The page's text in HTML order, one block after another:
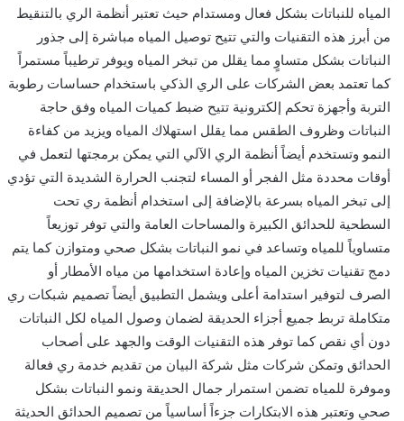
المياه للنباتات بشكل فعال ومستدام حيث تعتبر أنظمة الري بالتنقيط
من أبرز هذه التقنيات والتي تتيح توصيل المياه مباشرة إلى جذور
النباتات بشكل متساوٍ مما يقلل من تبخر المياه ويوفر ترطيباً مستمراً
كما تعتمد بعض الشركات على الري الذكي باستخدام حساسات رطوبة
التربة وأجهزة تحكم إلكترونية تتيح ضبط كميات المياه وفق حاجة
النباتات وظروف الطقس مما يقلل استهلاك المياه ويزيد من كفاءة
النمو وتستخدم أيضاً أنظمة الري الآلي التي يمكن برمجتها لتعمل في
أوقات محددة مثل الفجر أو المساء لتجنب الحرارة الشديدة التي تؤدي
إلى تبخر المياه بسرعة بالإضافة إلى استخدام أنظمة ري تحت
السطحية للحدائق الكبيرة والمساحات العامة والتي توفر توزيعاً
متساوياً للمياه وتساعد في نمو النباتات بشكل صحي ومتوازن كما يتم
دمج تقنيات تخزين المياه وإعادة استخدامها من مياه الأمطار أو
الصرف لتوفير استدامة أعلى ويشمل التطبيق أيضاً تصميم شبكات ري
متكاملة تربط جميع أجزاء الحديقة لضمان وصول المياه لكل النباتات
دون أي نقص كما توفر هذه التقنيات الوقت والجهد على أصحاب
الحدائق وتمكن شركات مثل شركة البيان من تقديم خدمة ري فعالة
وموفرة للمياه تضمن استمرار جمال الحديقة ونمو النباتات بشكل
صحي وتعتبر هذه الابتكارات جزءاً أساسياً من تصميم الحدائق الحديثة